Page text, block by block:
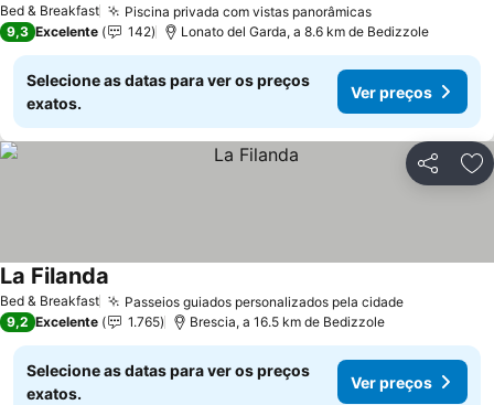
Bed & Breakfast Piscina privada com vistas panorâmicasVer preços
9,3 Excelente 142 Lonato del Garda, a 8.6 km de Bedizzole
Selecione as datas para ver os preços
exatos.
Ver preços
Partilhar
Bed & Breakfast Passeios guiados personalizados pela cidadeVer preços
La Filanda
9,2 Excelente 1.765 Brescia, a 16.5 km de Bedizzole
Selecione as datas para ver os preços
exatos.
Ver preços